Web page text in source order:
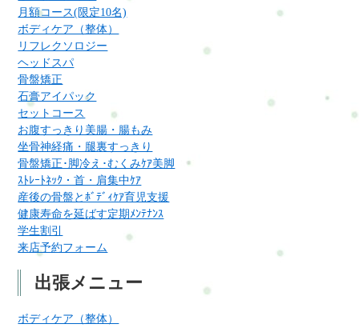
月額コース(限定10名)
ボディケア（整体）
リフレクソロジー
ヘッドスパ
骨盤矯正
石膏アイパック
セットコース
お腹すっきり美腸・腸もみ
坐骨神経痛・腿裏すっきり
骨盤矯正･脚冷え･むくみｹｱ美脚
ｽﾄﾚｰﾄﾈｯｸ・首・肩集中ｹｱ
産後の骨盤とﾎﾞﾃﾞｨｹｱ育児支援
健康寿命を延ばす定期ﾒﾝﾃﾅﾝｽ
学生割引
来店予約フォーム
出張メニュー
ボディケア（整体）